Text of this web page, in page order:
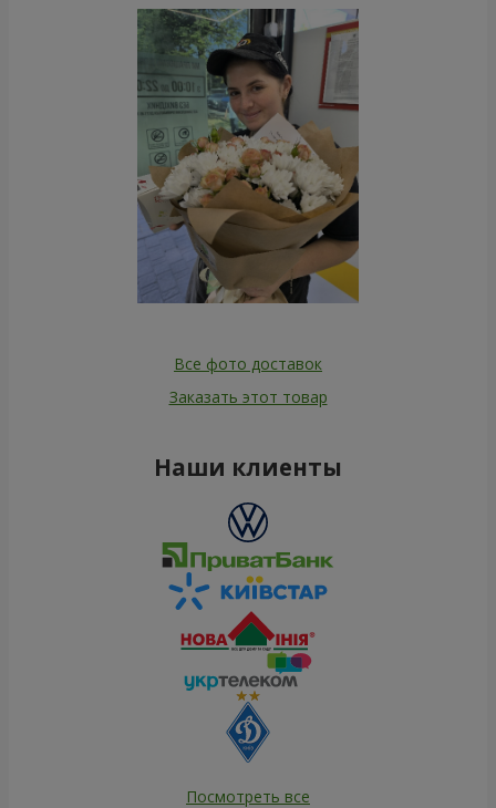
Все фото доставок
Заказать этот товар
Наши клиенты
Посмотреть все